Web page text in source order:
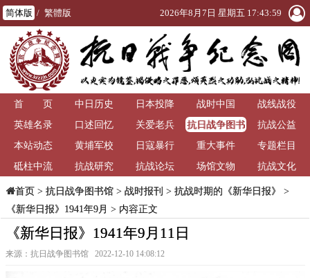
简体版 / 繁體版 2026年8月7日 星期五 17:43:59
首 页 中日历史 日本投降 战时中国
战线战役
英雄名录
口述回忆 关爱老兵
抗日战争图书
馆
抗战公益
本站动态
黄埔军校 日寇暴行 重大事件
专题栏目
砥柱中流
抗战研究 抗战论坛 场馆文物 抗战文化
首页> 抗日战争图书馆> 战时报刊 > 抗战时期的《新华日报》
>
《新华日报》1941年9月 > 内容正文
《新华日报》1941年9月11日
来源：抗日战争图书馆 2022-12-10 14:08:12